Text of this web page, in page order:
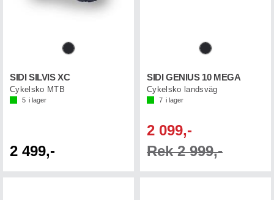
SIDI SILVIS XC
Cykelsko MTB
5 i lager
2 499,-
SIDI GENIUS 10 MEGA
Cykelsko landsväg
7 i lager
2 099,-
Rek 2 999,-